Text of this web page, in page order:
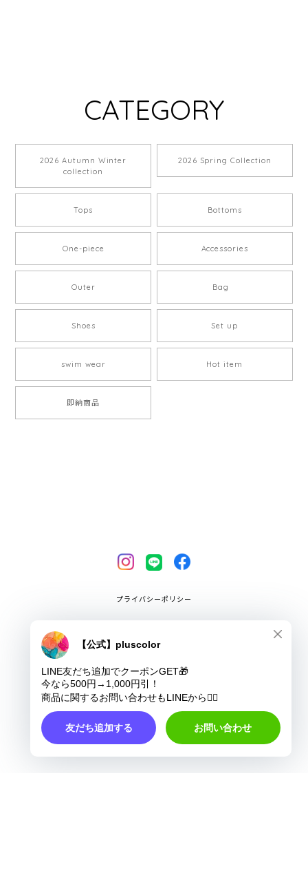
CATEGORY
2026 Autumn Winter
collection
2026 Spring Collection
Tops Bottoms
One-piece Accessories
Outer Bag
Shoes Set up
swim wear Hot item
即納商品
プライバシーポリシー